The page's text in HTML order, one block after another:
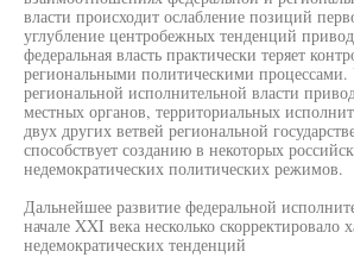
власти происходит ослабление позиций
углубление центробежных тенденций
федеральная власть практически теряет
региональными политическими процессами.
региональной исполнительной власти
местных органов, территориальных
двух других ветвей региональной
способствует созданию в некоторых
недемократических политических режимов.
Дальнейшее развитие федеральной
начале XXI века несколько скорректировало
недемократических тенденций